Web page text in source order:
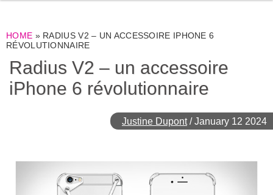
HOME » RADIUS V2 – UN ACCESSOIRE IPHONE 6
RÉVOLUTIONNAIRE
Radius V2 – un accessoire
iPhone 6 révolutionnaire
Justine Dupont/January 12 2024